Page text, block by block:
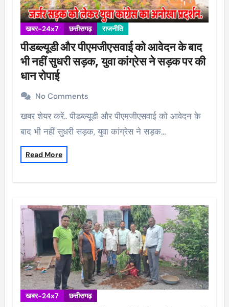
खबर-24x7 छत्तीसगढ़ राजनीति
पीडब्ल्यूडी और पीएमजीएसवाई को आवेदन के बाद
भी नहीं सुधरी सड़क, युवा कांग्रेस ने सड़क पर की
धान रोपाई
No Comments
खबर शेयर करें.. पीडब्ल्यूडी और पीएमजीएसवाई को आवेदन के
बाद भी नहीं सुधरी सड़क, युवा कांग्रेस ने सड़क…
Read More
खबर-24x7 छत्तीसगढ़